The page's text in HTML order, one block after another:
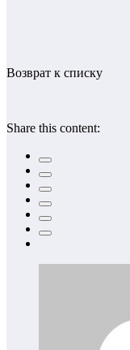
Возврат к списку
Share this content: